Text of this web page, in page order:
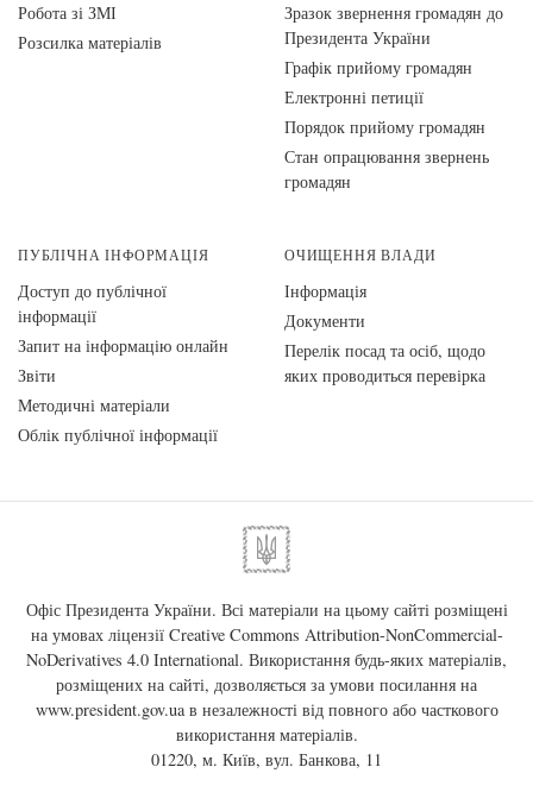
Робота зі ЗМІ
Розсилка матеріалів
Зразок звернення громадян до
Президента України
Графік прийому громадян
Електронні петиції
Порядок прийому громадян
Стан опрацювання звернень
громадян
ПУБЛІЧНА ІНФОРМАЦІЯ
Доступ до публічної
інформації
Запит на інформацію онлайн
Звіти
Методичні матеріали
Облік публічної інформації
ОЧИЩЕННЯ ВЛАДИ
Інформація
Документи
Перелік посад та осіб, щодо
яких проводиться перевірка
Офіс Президента України. Всі матеріали на цьому сайті розміщені
на умовах ліцензії Creative Commons Attribution-NonCommercial-
NoDerivatives 4.0 International. Використання будь-яких матеріалів,
розміщених на сайті, дозволяється за умови посилання на
www.president.gov.uaв незалежності від повного або часткового
використання матеріалів.
01220, м. Київ, вул. Банкова, 11